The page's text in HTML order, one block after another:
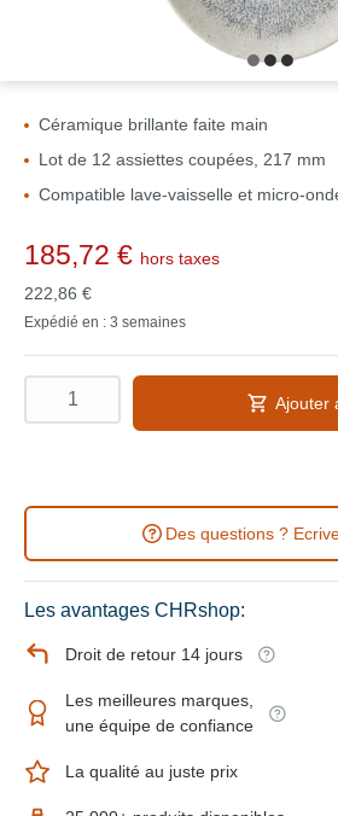
Céramique brillante faite main
Lot de 12 assiettes coupées, 217 mm
Compatible lave-vaisselle et micro-
185,72 € hors taxes
222,86 €
Expédié en : 3 semaines
Ajouter
Des questions ?
Les avantages CHRshop:
Droit de retour 14 jours
Les meilleures marques,
une équipe de confiance
La qualité au juste prix